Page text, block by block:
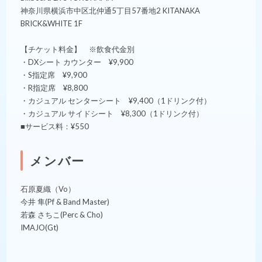
神奈川県横浜市中区北仲通5丁目57番地2 KITANAKA
BRICK&WHITE 1F
【チケット料金】 ※飲食代金別
・DXシート カウンター ¥9,900
・S指定席 ¥9,900
・R指定席 ¥8,800
・カジュアル センターシート ¥9,400（1ドリンク付）
・カジュアル サイドシート ¥8,300（1ドリンク付）
■サービス料：¥550
メンバー
石原夏織（Vo）
今井 隼(Pf & Band Master)
若森 さちこ(Perc & Cho)
IMAJO(Gt)